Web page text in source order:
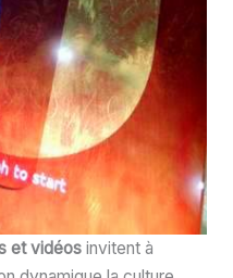
et vidéosinvitent à